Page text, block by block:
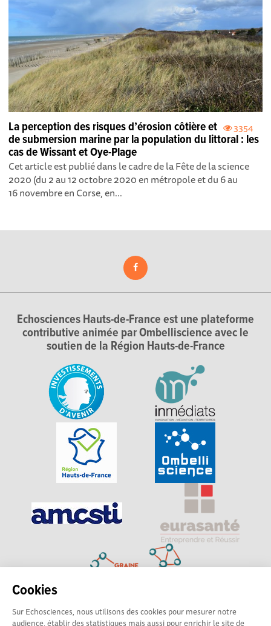
Cookies
Sur Echosciences, nous utilisons des cookies pour mesurer notre
audience, établir des statistiques mais aussi pour enrichir le site de
3354
La perception des risques d’érosion côtière et
de submersion marine par la population du littoral : les
cas de Wissant et Oye-Plage
Cet article est publié dans le cadre de la Fête de la science
2020 (du 2 au 12 octobre 2020 en métropole et du 6 au
16 novembre en Corse, en...
Echosciences Hauts-de-France est une plateforme
contributive animée par Ombelliscience avec le
soutien de la Région Hauts-de-France
Explorer, s’exprimer, rentrer en contact : Echosciences